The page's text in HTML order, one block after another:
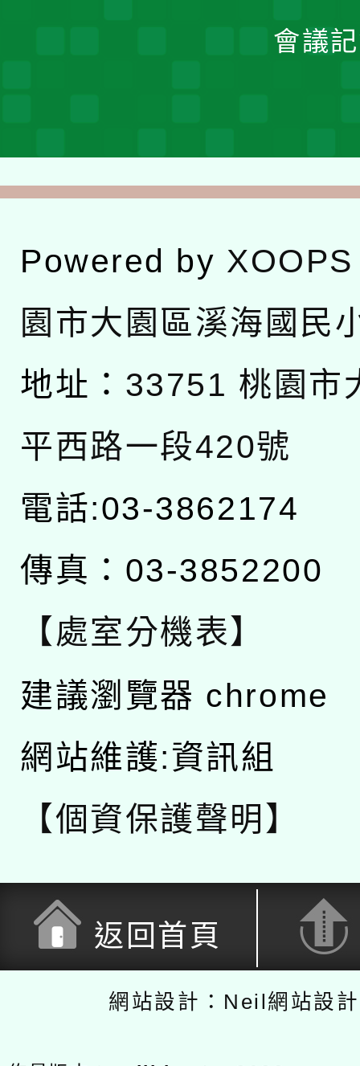
會議
Powered by XOOPS
園市大園區溪海國民
地址： 33751 桃園市
平西路一段420號
電話:03-3862174
傳真：03-3852200
【處室分機表】
建議瀏覽器 chrome
網站維護:資訊組
【個資保護聲明】
返回首頁
網站設計：Neil網站設